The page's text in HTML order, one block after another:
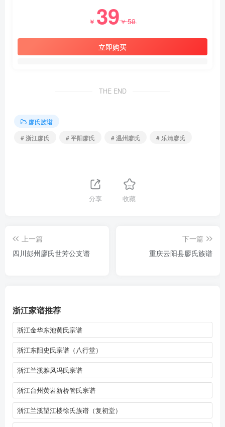
￥ 39￥59
立即购买
THE END
廖氏族谱
# 浙江廖氏
# 平阳廖氏 # 温州廖氏 # 乐清廖氏
分享 收藏
上一篇
四川彭州廖氏世芳公支谱
下一篇
重庆云阳县廖氏族谱
浙江家谱推荐
浙江金华东池黄氏宗谱
浙江东阳史氏宗谱（八行堂）
浙江兰溪雅凤冯氏宗谱
浙江台州黄岩新桥管氏宗谱
浙江兰溪望江楼徐氏族谱（复初堂）